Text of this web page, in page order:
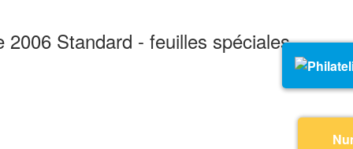
2006 Standard - feuilles spéciales